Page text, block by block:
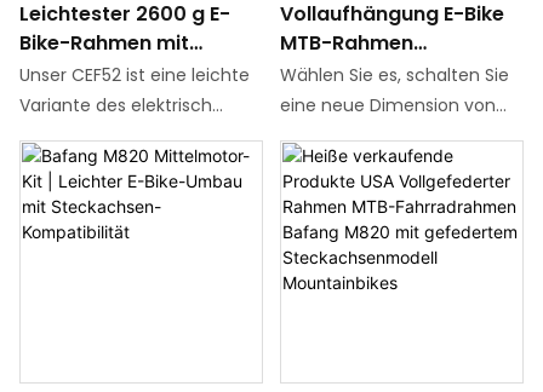
mid-drive motor, and
supporting 48V battery
system, providing powerful
power and long-lasting
endurance
einer Körpergröße von etwa
160 cm bis 200 cm geeignet
ist
Leichtester 2600 g E-
Bike-Rahmen mit
Shimano EP801-Motor
Unser CEF52 ist eine leichte
Variante des elektrisch
unterstützten,
vollgefederten
Mountainbike-Rahmens aus
Kohlefaser. Es handelt sich
Stoßdämpferversionen.
Vollaufhängung E-Bike
MTB-Rahmen
Kohlenstoff-Elektro-
Fahrradrahmen 29er
Wählen Sie es, schalten Sie
eine neue Dimension von
Offroad.
Es ist nicht nur ein Rahmen-
es ist der Performance-Hub
eines vollendrelevanten,
elektrischen Mountainbikes.
Mit einem leichten
und der Integration des